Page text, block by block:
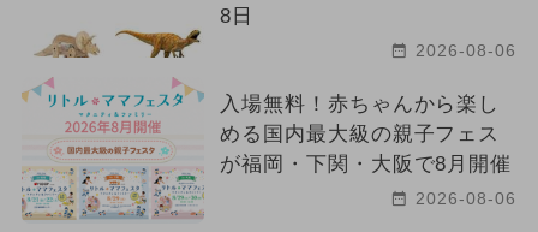
8日
2026-08-06
入場無料！赤ちゃんから楽し
める国内最大級の親子フェス
が福岡・下関・大阪で8月開催
2026-08-06